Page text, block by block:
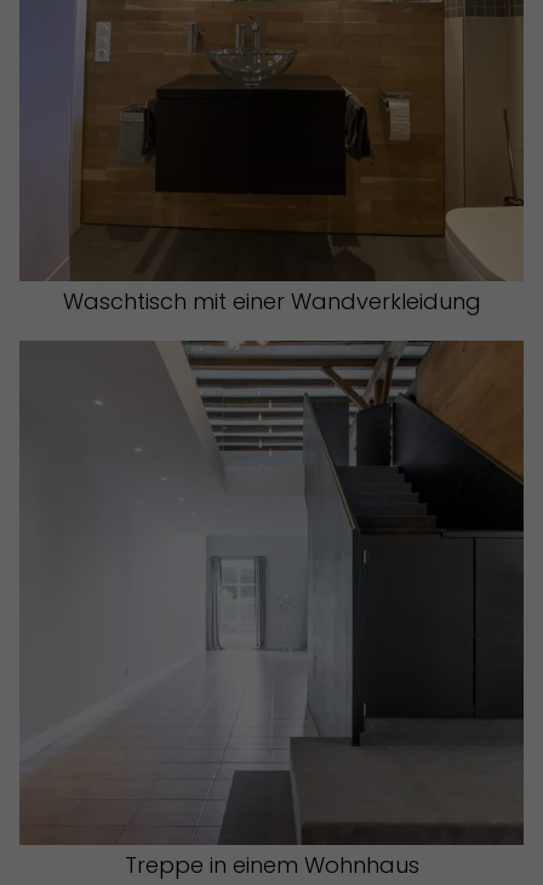
Waschtisch mit einer Wandverkleidung
Treppe in einem Wohnhaus